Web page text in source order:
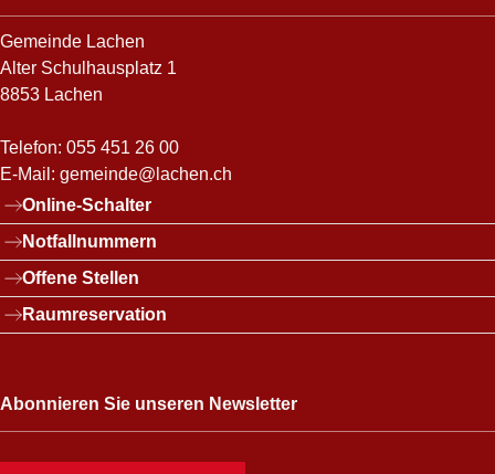
Gemeinde Lachen
Alter Schulhausplatz 1
8853 Lachen
Telefon: 055 451 26 00
E-Mail: gemeinde@lachen.ch
Links
Online-Schalter
Notfallnummern
Offene Stellen
Raumreservation
Abonnieren Sie unseren Newsletter